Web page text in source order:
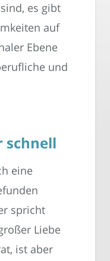
es gibt
auf
Ebene
und
schnell
eine
spricht
Liebe
ist aber